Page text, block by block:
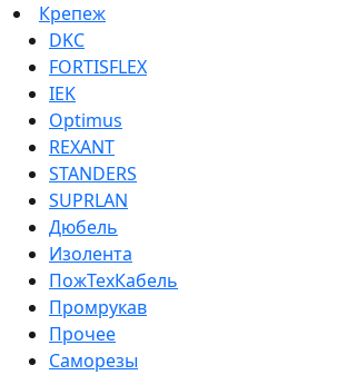
Крепеж
DKC
FORTISFLEX
IEK
Optimus
REXANT
STANDERS
SUPRLAN
Дюбель
Изолента
ПожТехКабель
Промрукав
Прочее
Саморезы